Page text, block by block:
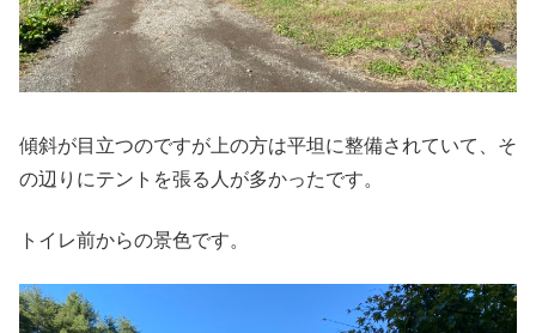
傾斜が目立つのですが上の方は平坦に整備されていて、そ
の辺りにテントを張る人が多かったです。
トイレ前からの景色です。